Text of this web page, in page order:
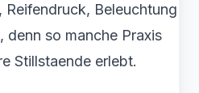
Beleuchtung
denn so manche Praxis
Stillstaende erlebt.